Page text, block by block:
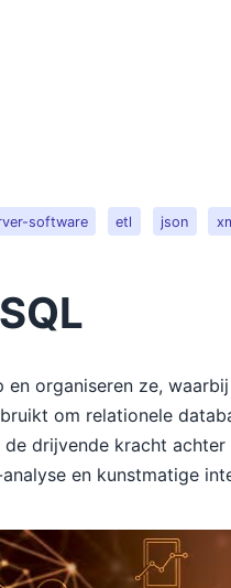
software etl json
en organiseren ze,
om relationele
drijvende kracht
en kunstmatige